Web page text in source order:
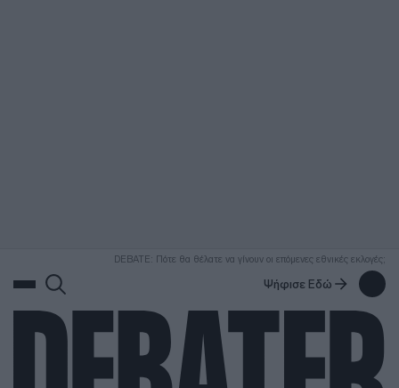
DEBATE: Πότε θα θέλατε να γίνουν οι επόμενες εθνικές εκλογές;
Ψήφισε Εδώ